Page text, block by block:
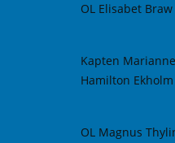
OL Elisabet Braw
Kapten Marianne
Hamilton Ekholm
OL Magnus